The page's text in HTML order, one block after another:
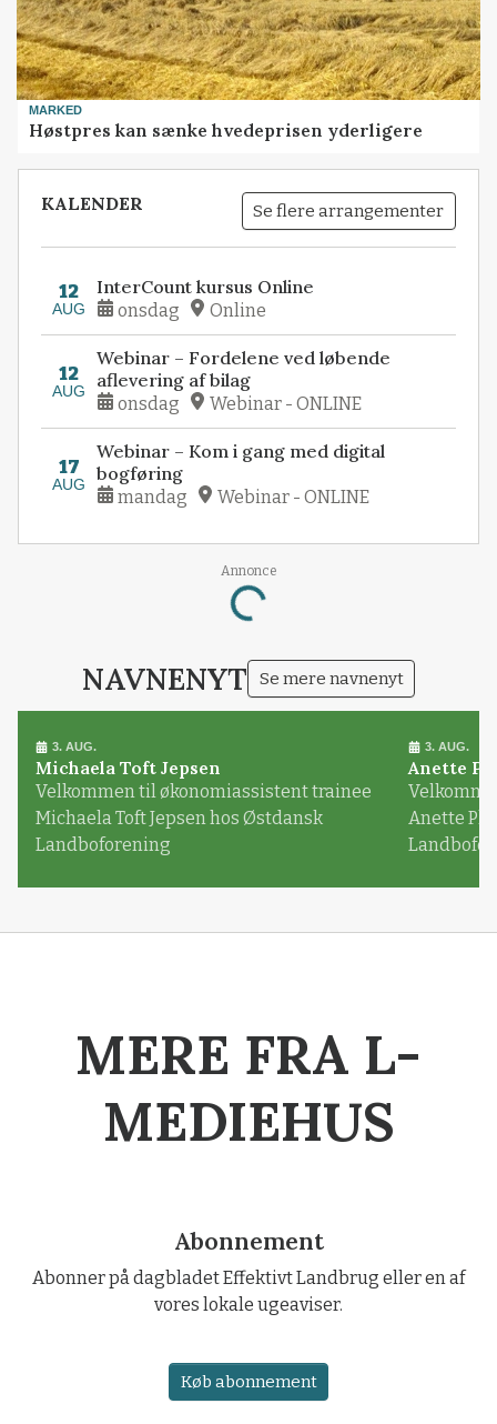
MARKED
Høstpres kan sænke hvedeprisen yderligere
KALENDER Se flere arrangementer
12
AUG
InterCount kursus Online
onsdag Online
12
AUG
Webinar – Fordelene ved løbende
aflevering af bilag
onsdag Webinar - ONLINE
17
AUG
Webinar – Kom i gang med digital
bogføring
mandag Webinar - ONLINE
Annonce
Loading...
NAVNENYT Se mere navnenyt
3. AUG.
Michaela Toft Jepsen
Velkommen til økonomiassistent trainee
Michaela Toft Jepsen hos Østdansk
Landboforening
3. AUG.
Anette
Anette
MERE FRA L-
MEDIEHUS
Abonnement
Abonner på dagbladet Effektivt Landbrug eller en af
vores lokale ugeaviser.
Køb abonnement